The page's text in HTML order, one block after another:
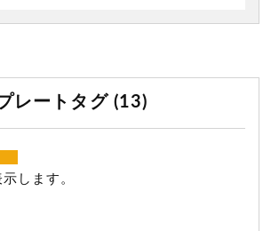
レートタグ (13)
します。